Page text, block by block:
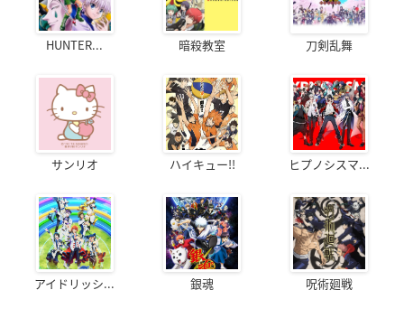
HUNTER... 暗殺教室 刀剣乱舞
サンリオ ハイキュー!! ヒプノシスマ...
アイドリッシ... 銀魂 呪術廻戦